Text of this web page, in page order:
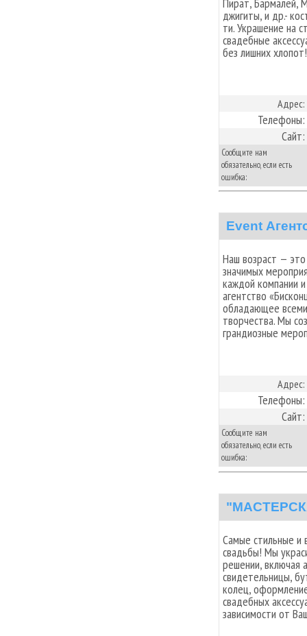
джигиты, и др.-
ти. Украшение на
свадебные
без лишних
Адрес:
Телефоны:
Сайт:
Сообщите нам
обязательно, если есть
ошибка:
Event
Наш возраст —
значимых
каждой компании
агентство
обладающее
творчества. Мы
грандиозные
Адрес:
Телефоны:
Сайт:
Сообщите нам
обязательно, если есть
ошибка:
Самые стильные
свадьбы! Мы
решении, включая
свидетельницы,
колец,
свадебных
зависимости от